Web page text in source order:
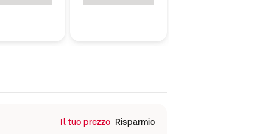
Il tuo prezzo Risparmio